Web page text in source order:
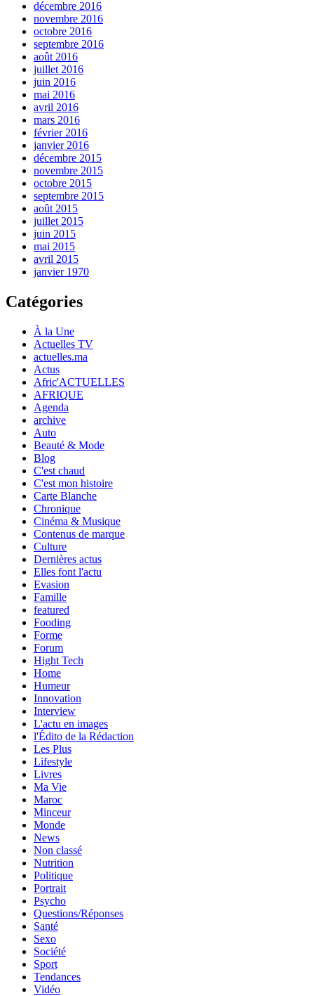
décembre 2016
novembre 2016
octobre 2016
septembre 2016
août 2016
juillet 2016
juin 2016
mai 2016
avril 2016
mars 2016
février 2016
janvier 2016
décembre 2015
novembre 2015
octobre 2015
septembre 2015
août 2015
juillet 2015
juin 2015
mai 2015
avril 2015
janvier 1970
Catégories
À la Une
Actuelles TV
actuelles.ma
Actus
Afric'ACTUELLES
AFRIQUE
Agenda
archive
Auto
Beauté & Mode
Blog
C'est chaud
C'est mon histoire
Carte Blanche
Chronique
Cinéma & Musique
Contenus de marque
Culture
Dernières actus
Elles font l'actu
Evasion
Famille
featured
Fooding
Forme
Forum
Hight Tech
Home
Humeur
Innovation
Interview
L'actu en images
l'Édito de la Rédaction
Les Plus
Lifestyle
Livres
Ma Vie
Maroc
Minceur
Monde
News
Non classé
Nutrition
Politique
Portrait
Psycho
Questions/Réponses
Santé
Sexo
Société
Sport
Tendances
Vidéo